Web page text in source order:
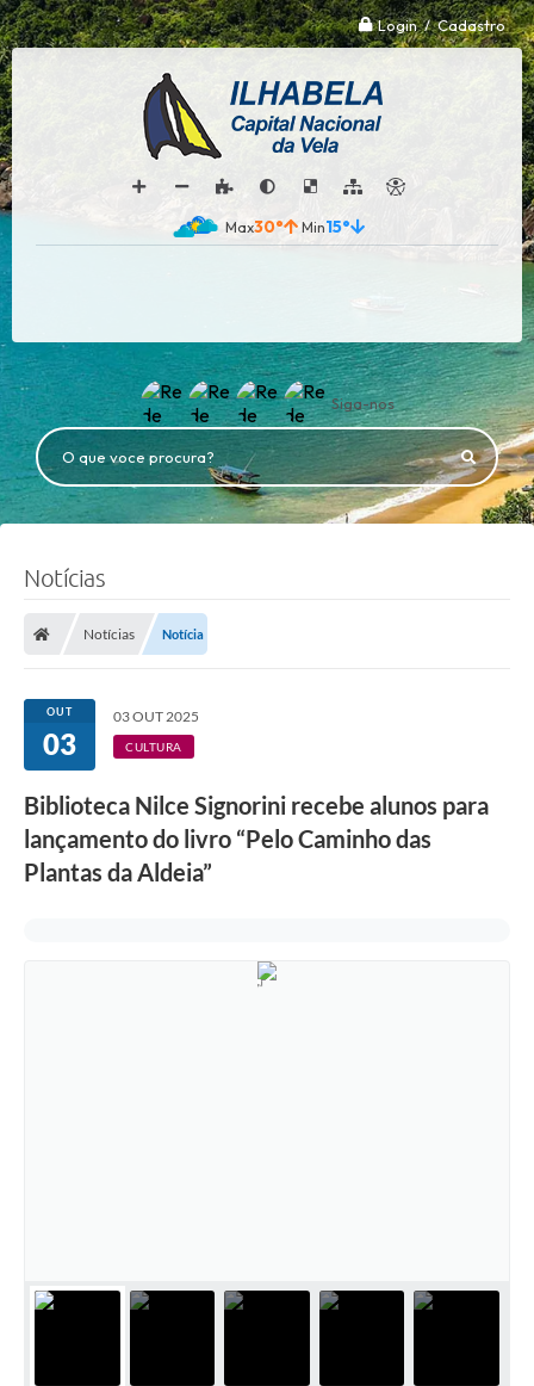
Login / Cadastro
30° 15°
Siga-nos
O que voce procura?
Notícias
Notícias Notícia
OUT
03
03 OUT 2025
CULTURA
Biblioteca Nilce Signorini recebe alunos para
lançamento do livro “Pelo Caminho das
Plantas da Aldeia”